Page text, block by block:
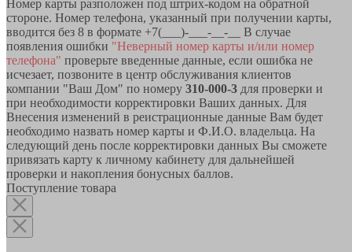
Номер карты разположен под штрих-кодом на обратной
стороне. Номер телефона, указанный при получении карты,
вводится без 8 в формате +7(___)-___-__-__ В случае
появления ошибки "Неверный номер карты и/или номер
телефона" проверьте введенные данные, если ошибка не
исчезает, позвоните в центр обслуживания клиентов
компании "Ваш Дом" по номеру 310-000-3 для проверки и
при необходимости корректировки Ваших данных. Для
Внесения изменений в реистрационные данные Вам будет
необходимо назвать номер карты и Ф.И.О. владельца. На
следующий день после корректировки данных Вы сможете
привязать карту к личному кабинету для дальнейшей
проверки и накопления бонусных баллов.
Поступление товара